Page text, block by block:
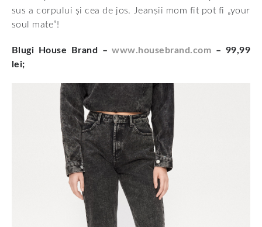
sus a corpului și cea de jos. Jeanșii mom fit pot fi „your
soul mate”!
Blugi House Brand –www.housebrand.com – 99,99
lei;